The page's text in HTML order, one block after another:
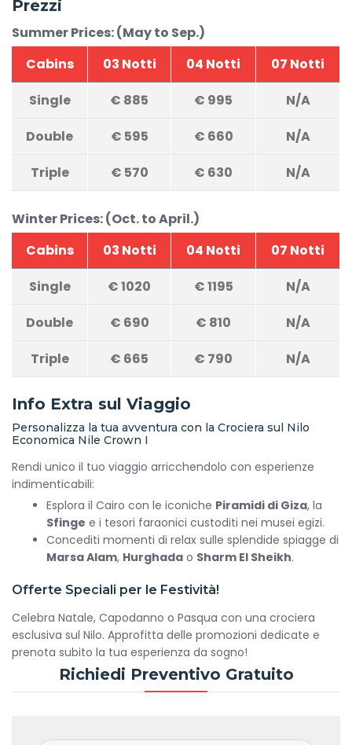
Prezzi
Summer Prices: (May to Sep.)
Cabins
03 Notti 04 Notti
07 Notti
Single
€ 885 € 995
N/A
Double
€ 595 € 660
N/A
Triple
€ 570 € 630 N/A
Winter Prices: (Oct. to April.)
Cabins
03 Notti 04 Notti
07 Notti
Single
€1020 €1195
N/A
Double
€ 690 € 810
N/A
Triple
€ 665 € 790 N/A
Info Extra sul Viaggio
Personalizza la tua avventura con la Crociera sul Nilo
Economica Nile Crown I
Rendi unico il tuo viaggio arricchendolo con esperienze
indimenticabili:
Esplora il Cairo con le iconiche Piramidi di Giza, la
Sfinge e i tesori faraonici custoditi nei musei egizi.
Concediti momenti di relax sulle splendide spiagge di
Marsa Alam, Hurghada o Sharm El Sheikh.
Offerte Speciali per le Festività!
Celebra Natale, Capodanno o Pasqua con una crociera
esclusiva sul Nilo. Approfitta delle promozioni dedicate e
prenota subito la tua esperienza da sogno!
Richiedi Preventivo Gratuito